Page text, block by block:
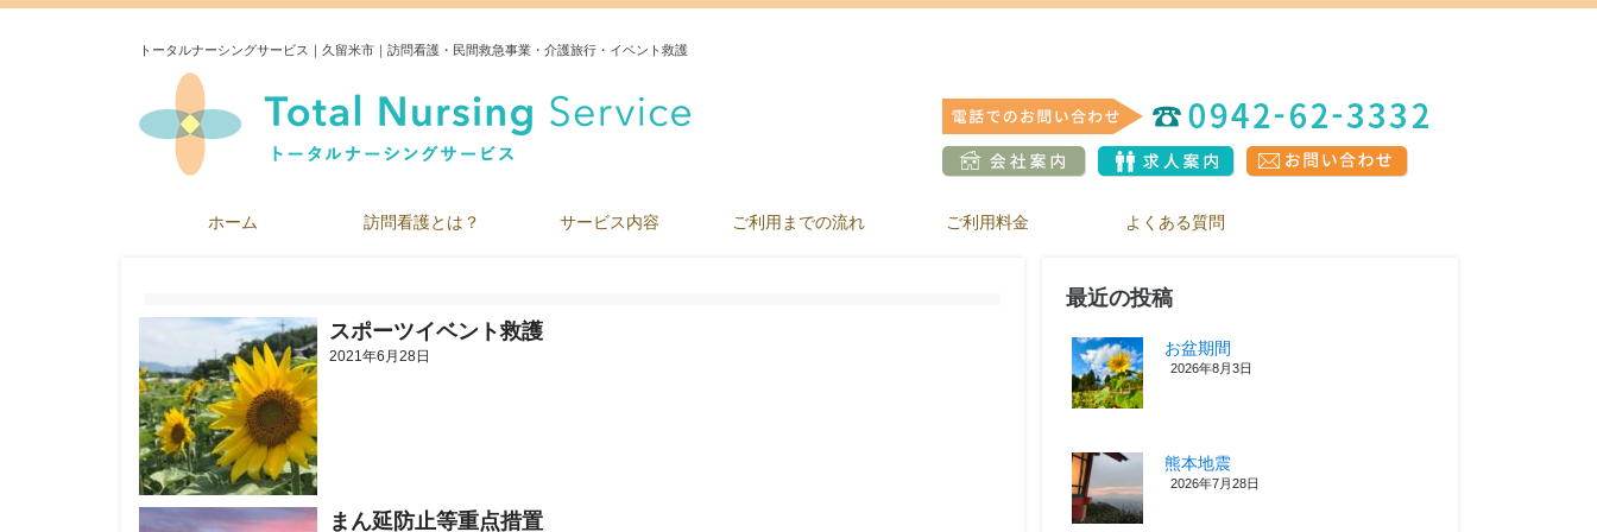
トータルナーシングサービス｜久留米市｜訪問看護・民間救急事業・介護旅行・イベント救護
ホーム 訪問看護とは？ サービス内容 ご利用までの流れ ご利用料金 よくある質問
スポーツイベント救護
2021年6月28日
まん延防止等重点措置
最近の投稿
お盆期間
2026年8月3日
熊本地震
2026年7月28日